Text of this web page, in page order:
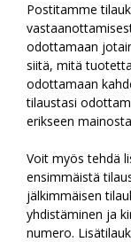
Postitamme
odottamaan
siitä, mitä
odottamaan
tilaustasi
erikseen
Voit myös tehdä
ensimmäistä
jälkimmäisen
yhdistäminen ja
numero.